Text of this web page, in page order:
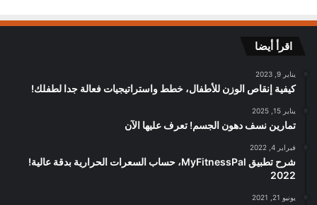
اقرأ أيضا
يناير 9, 2023
كيفية إنقاص الوزن للأطفال، خطط واستراتيجيات فعالة جدا لطفلك!
يناير 15, 2025
تمارين نسف دهون الجسم! تعرف عليها الآن
فبراير 4, 2022
شرح تطبيق MyFitnessPal، حساب السعرات الحرارية بدقة عالية!
2022
يونيو 21, 2021